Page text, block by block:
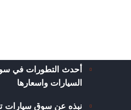
أحدث التطورات في
السيارات واسعارها
نبذه عن سوق سيارات